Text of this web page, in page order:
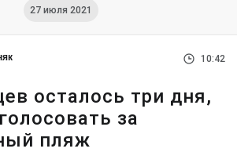
27 июля 2021
10:42
осталось три дня,
за
пляж